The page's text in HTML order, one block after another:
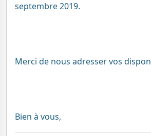
septembre 2019.
Merci de nous adresser vos
Bien à vous,